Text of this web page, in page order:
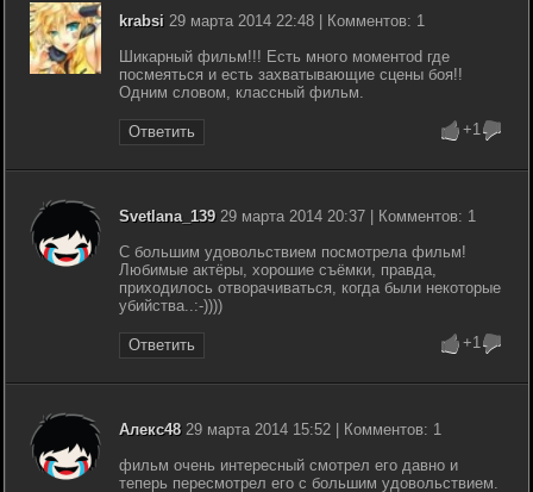
krabsi 29 марта 2014 22:48 | Комментов: 1
Шикарный фильм!!! Есть много моментоd где
посмеяться и есть захватывающие сцены боя!!
Одним словом, классный фильм.
Ответить +1
Svetlana_13929 марта 2014 20:37 | Комментов: 1
С большим удовольствием посмотрела фильм!
Любимые актёры, хорошие съёмки, правда,
приходилось отворачиваться, когда были некоторые
убийства..:-))))
Ответить +1
Алекс4829 марта 2014 15:52 | Комментов: 1
фильм очень интересный смотрел его давно и
теперь пересмотрел его с большим удовольствием.